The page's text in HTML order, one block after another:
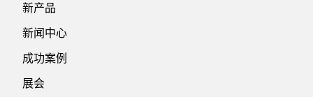
新产品
新闻中心
成功案例
展会